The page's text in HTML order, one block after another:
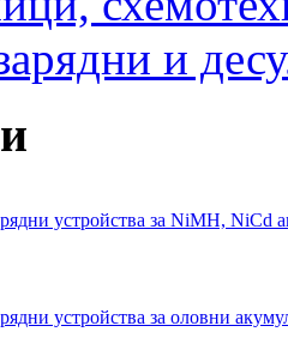
и
устройства за NiMH, NiCd
устройства за оловни